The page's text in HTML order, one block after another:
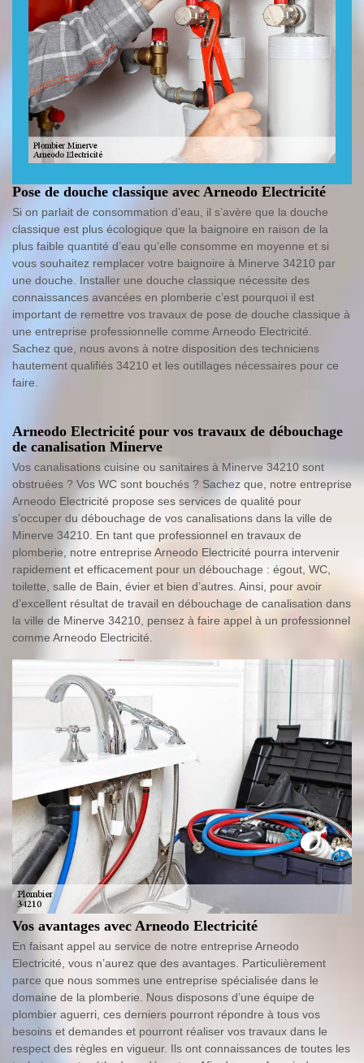
Pose de douche classique avec Arneodo Electricité
Si on parlait de consommation d’eau, il s’avère que la douche
classique est plus écologique que la baignoire en raison de la
plus faible quantité d’eau qu’elle consomme en moyenne et si
vous souhaitez remplacer votre baignoire à Minerve 34210 par
une douche. Installer une douche classique nécessite des
connaissances avancées en plomberie c’est pourquoi il est
important de remettre vos travaux de pose de douche classique à
une entreprise professionnelle comme Arneodo Electricité.
Sachez que, nous avons à notre disposition des techniciens
hautement qualifiés 34210 et les outillages nécessaires pour ce
faire.
Arneodo Electricité pour vos travaux de débouchage
de canalisation Minerve
Vos canalisations cuisine ou sanitaires à Minerve 34210 sont
obstruées ? Vos WC sont bouchés ? Sachez que, notre entreprise
Arneodo Electricité propose ses services de qualité pour
s’occuper du débouchage de vos canalisations dans la ville de
Minerve 34210. En tant que professionnel en travaux de
plomberie, notre entreprise Arneodo Electricité pourra intervenir
rapidement et efficacement pour un débouchage : égout, WC,
toilette, salle de Bain, évier et bien d’autres. Ainsi, pour avoir
d’excellent résultat de travail en débouchage de canalisation dans
la ville de Minerve 34210, pensez à faire appel à un professionnel
comme Arneodo Electricité.
Vos avantages avec Arneodo Electricité
En faisant appel au service de notre entreprise Arneodo
Electricité, vous n’aurez que des avantages. Particulièrement
parce que nous sommes une entreprise spécialisée dans le
domaine de la plomberie. Nous disposons d’une équipe de
plombier aguerri, ces derniers pourront répondre à tous vos
besoins et demandes et pourront réaliser vos travaux dans le
respect des règles en vigueur. Ils ont connaissances de toutes les